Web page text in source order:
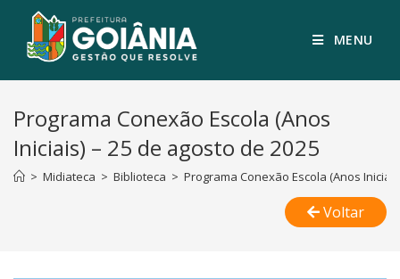
MENU
Programa Conexão Escola (Anos
Iniciais) – 25 de agosto de 2025
> Midiateca > Biblioteca > Programa Conexão Escola (Anos
Voltar